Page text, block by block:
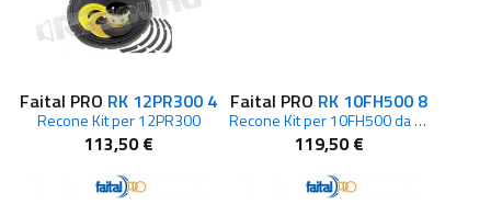
Faital PRO RK 12PR300 4
Recone Kit per 12PR300
113,50 €
Faital PRO RK 10FH500 8
Recone Kit per 10FH500 da 8 ohm
119,50 €